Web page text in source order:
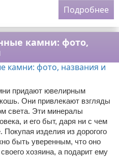
Подробнее
камни: фото,
придают ювелирным
Они привлекают взгляды
света. Эти минералы
и его быт, даря ни с чем
изделия из дорогого
быть уверенным, что оно
хозяина, а подарит ему